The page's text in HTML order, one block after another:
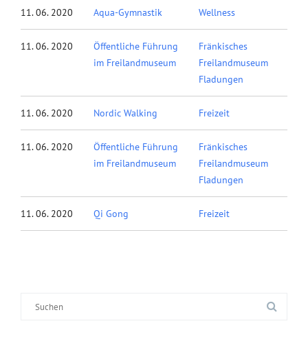
11. 06. 2020 Aqua-Gymnastik Wellness
11. 06. 2020
Öffentliche Führung
im Freilandmuseum
Fränkisches
Freilandmuseum
Fladungen
11. 06. 2020 Nordic Walking Freizeit
11. 06. 2020
Öffentliche Führung
im Freilandmuseum
Fränkisches
Freilandmuseum
Fladungen
11. 06. 2020 Qi Gong Freizeit